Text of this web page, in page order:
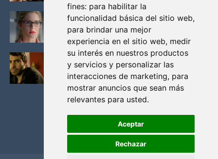
fines: para habilitar la
funcionalidad básica del sitio web,
para brindar una mejor
experiencia en el sitio web, medir
su interés en nuestros productos
y servicios y personalizar las
interacciones de marketing, para
mostrar anuncios que sean más
relevantes para usted.
Aceptar
Rechazar
FELICITY (EMILY BETT RICKARDS), LAS FOTOS
MAS BONITAS DE LA ALIADA DE ARROW
Noviembre 30, 2013
BLACK MIRROR: TODA TU HISTORIA. EPISODIO 3.
LA CRITICA
Mayo 17, 2012